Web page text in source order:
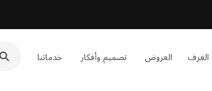
الغرف العروض تصميم وأفكار خدماتنا